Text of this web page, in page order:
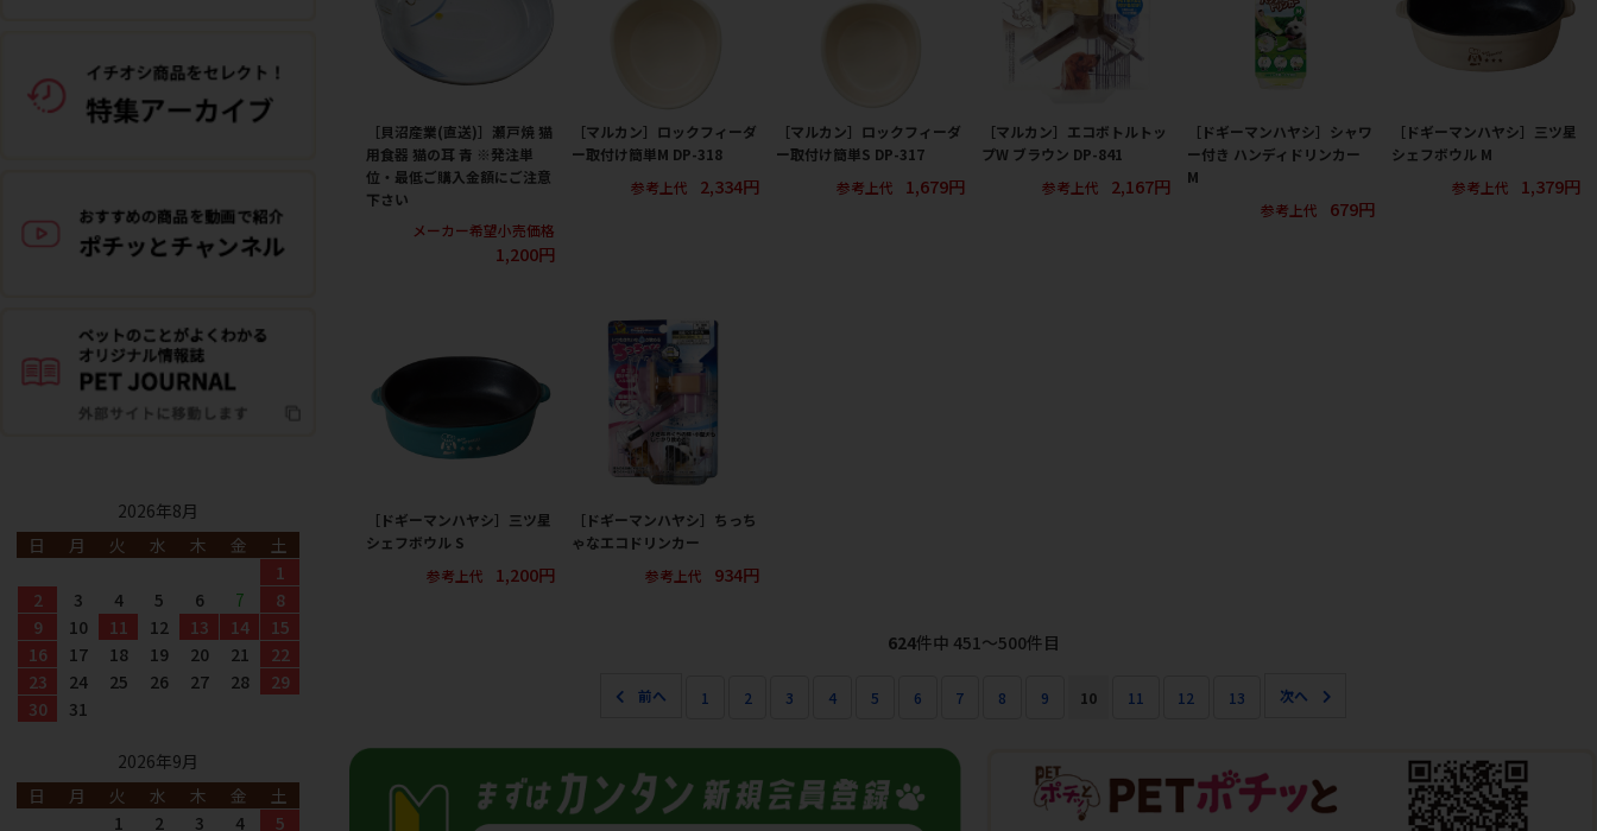
［貝沼産業(直送)］瀬戸焼 猫
用食器 猫の耳 青 ※発注単
位・最低ご購入金額にご注意
下さい
メーカー希望小売価格
1,200円
［マルカン］ロックフィーダ
ー取付け簡単M DP-318
参考上代
2,334円
［マルカン］ロックフィーダ
ー取付け簡単S DP-317
参考上代
1,679円
［マルカン］エコボトルトッ
プW ブラウン DP-841
参考上代
2,167円
［ドギーマンハヤシ］シャワ
ー付き ハンディドリンカー
M
参考上代
679円
［ドギーマンハヤシ］三ツ星
シェフボウル M
参考上代
1,379円
［ドギーマンハヤシ］三ツ星
シェフボウル S
参考上代
1,200円
［ドギーマンハヤシ］ちっち
ゃなエコドリンカー
参考上代
934円
624件中 451〜500件目
1 2 3 4 5 6 7 8 9 10 11 12 13
2026年8月
日
月 火 水 木 金
土
1
2
3 4 5 6 7
8
9
10 11 12 13 14
15
16
17 18 19 20 21
22
23
24 25 26 27 28
29
30
31
2026年9月
日
月 火 水 木 金
土
1
2 3 4 5